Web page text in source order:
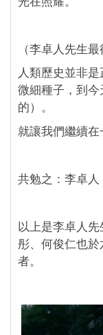
（李卓人先生
人類歷史並非
微細種子，到
的）。
就讓我們繼續在
共勉之：李卓人
以上是李卓人
彤、何俊仁也
者。